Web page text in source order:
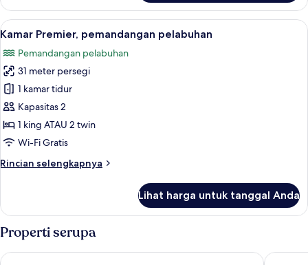
Kamar
Premier,
pemandangan
Lihat
semua
foto
untuk
Kamar
Premier,
pemandangan
pelabuhan
Kamar Premier, pemandangan
1
Kamar Premier, pemandangan pelabuhan
Pemandangan pelabuhan
31 meter persegi
1 kamar tidur
Kapasitas 2
1 king ATAU 2 twin
Wi-Fi Gratis
Rincian selengkapnya
Rincian
Kamar
Premier,
pemandangan
pelabuhan
Lihat harga untuk tanggal Anda
Properti serupa
Panda Hotel Dorsett